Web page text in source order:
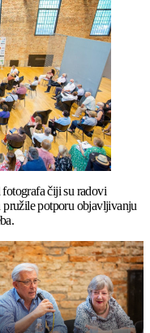
čiji su radovi
potporu objavljivanju